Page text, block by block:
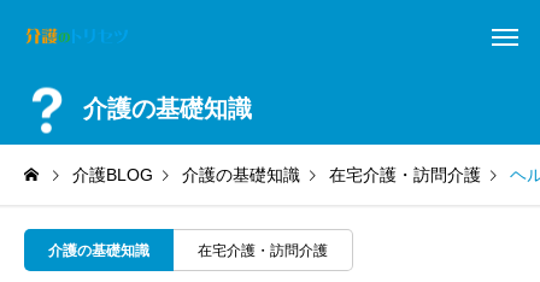
介護の基礎知識
介護BLOG 介護の基礎知識 在宅介護・訪問介護 ヘ
介護の基礎知識 在宅介護・訪問介護